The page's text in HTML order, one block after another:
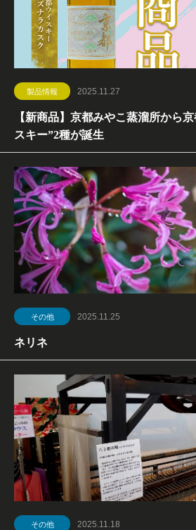
製品情報 2025.11.27
【新商品】京都みやこ蒸溜所から
スキー”2種が誕生
その他 2025.11.25
ネリネ
その他 2025.11.18